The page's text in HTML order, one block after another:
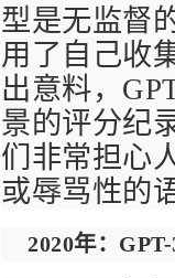
型是无监督
用了自己收
出意料，
景的评分纪
们非常担心
或辱骂性的
2020年：